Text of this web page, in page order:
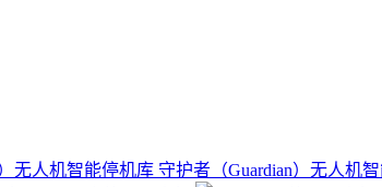
守护者（Guardian）无人机